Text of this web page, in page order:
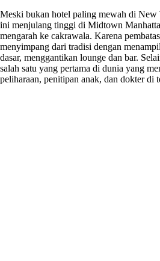
Meski bukan hotel paling mewah di New
ini menjulang tinggi di Midtown
mengarah ke cakrawala. Karena
menyimpang dari tradisi dengan
dasar, menggantikan lounge dan bar.
salah satu yang pertama di dunia yang
peliharaan, penitipan anak, dan dokter di